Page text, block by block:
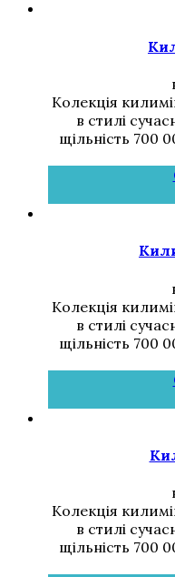
Колекція
в стилі
щільність 700
Колекція
в стилі
щільність 700
Колекція
в стилі
щільність 700